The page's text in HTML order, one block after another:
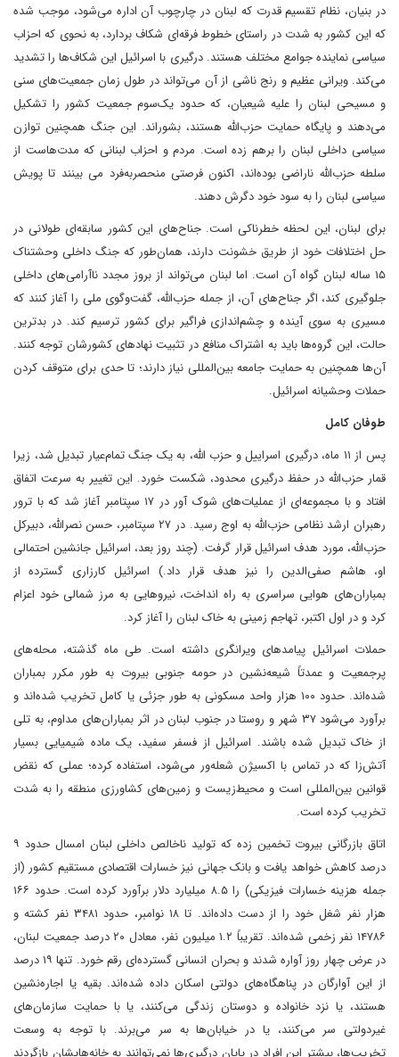
در بنیان، نظام تقسیم قدرت که لبنان در چارچوب آن اداره می‌شود، موجب شده
که این کشور به شدت در راستای خطوط فرقه‌ای شکاف بردارد، به نحوی که احزاب
سیاسی نماینده جوامع مختلف هستند. درگیری با اسرائیل این شکاف‌ها را تشدید
می‌کند. ویرانی عظیم و رنج ناشی از آن می‌تواند در طول زمان جمعیت‌های سنی
و مسیحی لبنان را علیه شیعیان، که حدود یک‌سوم جمعیت کشور را تشکیل
می‌دهند و پایگاه حمایت حزب‌الله هستند، بشوراند. این جنگ همچنین توازن
سیاسی داخلی لبنان را برهم زده است. مردم و احزاب لبنانی که مدت‌هاست از
سلطه حزب‌الله ناراضی بوده‌اند، اکنون فرصتی منحصربه‌فرد می بینند تا پویش
سیاسی لبنان را به سود خود دگرش دهند.
برای لبنان، این لحظه خطرناکی است. جناح‌های این کشور سابقه‌ای طولانی در
حل اختلافات خود از طریق خشونت دارند، همان‌طور که جنگ داخلی وحشتناک
۱۵ ساله لبنان گواه آن است. اما لبنان می‌تواند از بروز مجدد ناآرامی‌های داخلی
جلوگیری کند، اگر جناح‌های آن، از جمله حزب‌الله، گفت‌وگوی ملی را آغاز کنند که
مسیری به سوی آینده و چشم‌اندازی فراگیر برای کشور ترسیم کند. در بدترین
حالت، این گروه‌ها باید به اشتراک منافع در تثبیت نهادهای کشورشان توجه کنند.
آن‌ها همچنین به حمایت جامعه بین‌المللی نیاز دارند؛ تا حدی برای متوقف کردن
حملات وحشیانه اسرائیل.
طوفان کامل
پس از ۱۱ ماه، درگیری اسراییل و حزب الله، به یک جنگ تمام‌عیار تبدیل شد، زیرا
قمار حزب‌الله در حفظ درگیری محدود، شکست خورد. این تغییر به سرعت اتفاق
افتاد و با مجموعه‌ای از عملیات‌های شوک آور در ۱۷ سپتامبر آغاز شد که با ترور
رهبران ارشد نظامی حزب‌الله به اوج رسید. در ۲۷ سپتامبر، حسن نصرالله، دبیرکل
حزب‌الله، مورد هدف اسرائیل قرار گرفت. (چند روز بعد، اسرائیل جانشین احتمالی
او، هاشم صفی‌الدین را نیز هدف قرار داد.) اسرائیل کارزاری گسترده از
بمباران‌های هوایی سراسری به راه انداخت، نیروهایی به مرز شمالی خود اعزام
کرد و در اول اکتبر، تهاجم زمینی به خاک لبنان را آغاز کرد.
حملات اسرائیل پیامدهای ویرانگری داشته است. طی ماه گذشته، محله‌های
پرجمعیت و عمدتاً شیعه‌نشین در حومه جنوبی بیروت به طور مکرر بمباران
شده‌اند. حدود ۱۰۰ هزار واحد مسکونی به طور جزئی یا کامل تخریب شده‌اند و
برآورد می‌شود ۳۷ شهر و روستا در جنوب لبنان در اثر بمباران‌های مداوم، به تلی
از خاک تبدیل شده‌ باشند. اسرائیل از فسفر سفید، یک ماده شیمیایی بسیار
آتش‌زا که در تماس با اکسیژن شعله‌ور می‌شود، استفاده کرده؛ عملی که نقض
قوانین بین‌المللی است و محیط‌زیست و زمین‌های کشاورزی منطقه را به شدت
تخریب کرده است.
اتاق بازرگانی بیروت تخمین زده که تولید ناخالص داخلی لبنان امسال حدود ۹
درصد کاهش خواهد یافت و بانک جهانی نیز خسارات اقتصادی مستقیم کشور (از
جمله هزینه خسارات فیزیکی) را ۸.۵ میلیارد دلار برآورد کرده است. حدود ۱۶۶
هزار نفر شغل خود را از دست داده‌اند. تا ۱۸ نوامبر، حدود ۳۴۸۱ نفر کشته و
۱۴۷۸۶ نفر زخمی شده‌اند. تقریباً ۱.۲ میلیون نفر، معادل ۲۰ درصد جمعیت لبنان،
در عرض چهار روز آواره شدند و بحران انسانی گسترده‌ای رقم خورد. تنها ۱۹ درصد
از این آوارگان در پناهگاه‌های دولتی اسکان داده شده‌اند. بقیه یا اجاره‌نشین
هستند، یا نزد خانواده و دوستان زندگی می‌کنند، یا با حمایت سازمان‌های
غیردولتی سر می‌کنند، یا در خیابان‌ها به سر می‌برند. با توجه به وسعت
تخریب‌ها، بیشتر این افراد در پایان درگیری‌ها نمی‌توانند به خانه‌هایشان بازگردند